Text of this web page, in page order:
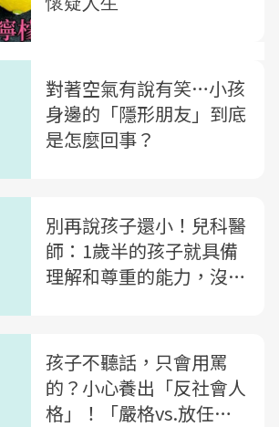
對著空氣有說有笑…小孩
身邊的「隱形朋友」到底
是怎麼回事？
別再說孩子還小！兒科醫
師：1歲半的孩子就具備
理解和尊重的能力，沒有
孩子不聽話，只會用罵
的？小心養出「反社會人
格」！「嚴格vs.放任」